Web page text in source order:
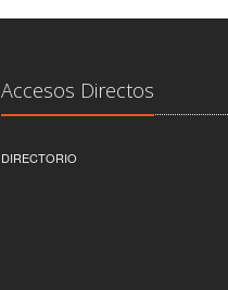
Accesos Directos
DIRECTORIO